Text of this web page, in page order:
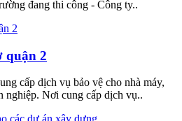
đang thi công - Công ty..
quận 2
cấp dịch vụ bảo vệ cho nhà máy,
nghiệp. Nơi cung cấp dịch vụ..